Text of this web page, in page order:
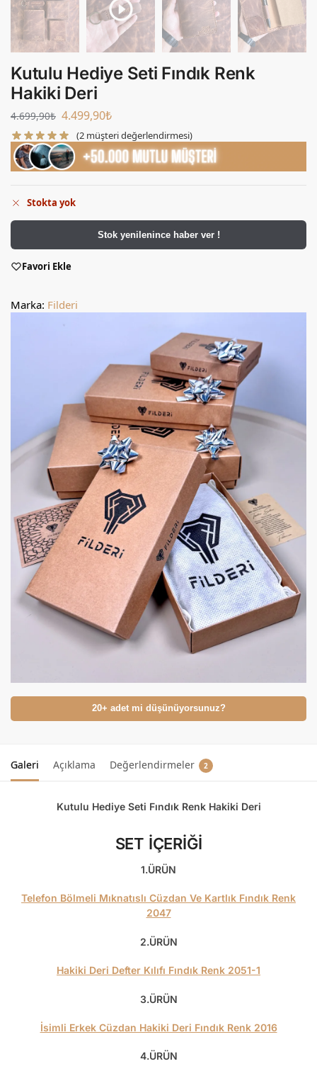
Kutulu Hediye Seti Fındık Renk
Hakiki Deri
4.699,90₺ 4.499,90₺
(2 müşteri değerlendirmesi)
Stokta yok
Stok yenilenince haber ver !
Favori Ekle
Marka: Filderi
20+ adet mi düşünüyorsunuz?
Galeri Açıklama Değerlendirmeler 2
Kutulu Hediye Seti Fındık Renk Hakiki Deri
SET İÇERİĞİ
1.ÜRÜN
Telefon Bölmeli Mıknatıslı Cüzdan Ve Kartlık Fındık Renk
2047
2.ÜRÜN
Hakiki Deri Defter Kılıfı Fındık Renk 2051-1
3.ÜRÜN
İsimli Erkek Cüzdan Hakiki Deri Fındık Renk 2016
4.ÜRÜN